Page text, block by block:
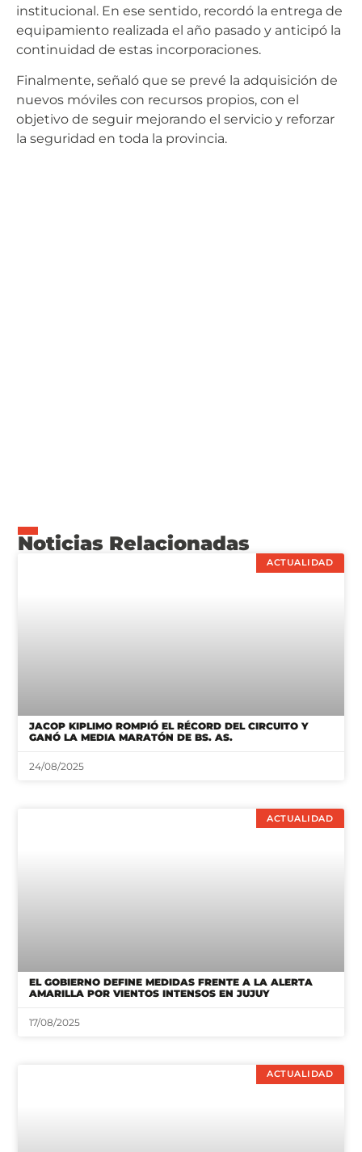
institucional. En ese sentido, recordó la entrega de
equipamiento realizada el año pasado y anticipó la
continuidad de estas incorporaciones.
Finalmente, señaló que se prevé la adquisición de
nuevos móviles con recursos propios, con el
objetivo de seguir mejorando el servicio y reforzar
la seguridad en toda la provincia.
Noticias Relacionadas
ACTUALIDAD
JACOP KIPLIMO ROMPIÓ EL RÉCORD DEL CIRCUITO Y
GANÓ LA MEDIA MARATÓN DE BS. AS.
24/08/2025
ACTUALIDAD
EL GOBIERNO DEFINE MEDIDAS FRENTE A LA ALERTA
AMARILLA POR VIENTOS INTENSOS EN JUJUY
17/08/2025
ACTUALIDAD